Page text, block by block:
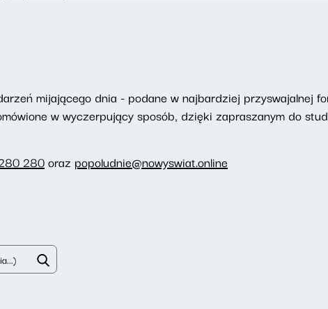
mijającego dnia - podane w najbardziej przyswajalnej
w wyczerpujący sposób, dzięki zapraszanym do
280oraz popoludnie@nowyswiat.online